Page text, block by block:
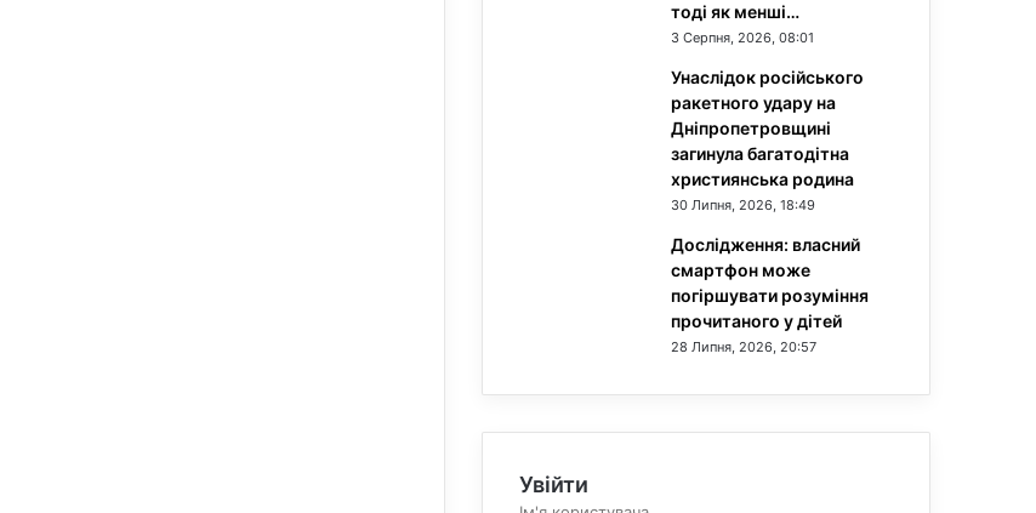
тоді як менші…
3 Серпня, 2026, 08:01
Унаслідок російського
ракетного удару на
Дніпропетровщині
загинула багатодітна
християнська родина
30 Липня, 2026, 18:49
Дослідження: власний
смартфон може
погіршувати розуміння
прочитаного у дітей
28 Липня, 2026, 20:57
Увійти